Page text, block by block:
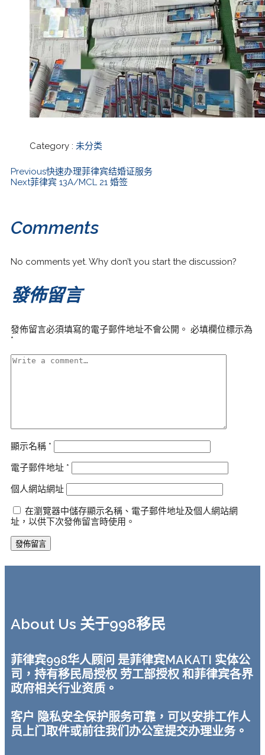
Category : 未分类
Previous快速办理菲律宾结婚证服务
Next菲律宾 13A/MCL 21 婚签
Comments
No comments yet. Why don’t you start the discussion?
發佈留言
發佈留言必須填寫的電子郵件地址不會公開。 必填欄位標示為
*
顯示名稱 *
電子郵件地址 *
個人網站網址
在瀏覽器中儲存顯示名稱、電子郵件地址及個人網站網
址，以供下次發佈留言時使用。
About Us 关于998移民
菲律宾998华人顾问 是菲律宾MAKATI 实体公
司，持有移民局授权 劳工部授权 和菲律宾各界
政府相关行业资质。
客户 隐私安全保护服务可靠，可以安排工作人
员上门取件或前往我们办公室提交办理业务。